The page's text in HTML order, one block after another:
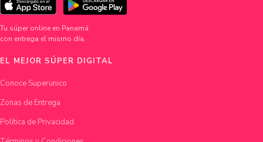
Tu súper online en Panamá
con entrega el mismo día.
EL MEJOR SÚPER DIGITAL
Conoce Superunico
Zonas de Entrega
Política de Privacidad